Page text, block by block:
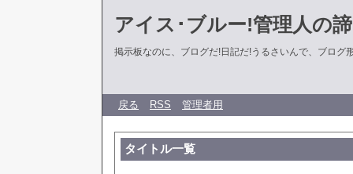
アイス･ブルー!管理人の
掲示板なのに、ブログだ!日記だ!うるさいんで、ブログ
戻る RSS 管理者用
タイトル一覧